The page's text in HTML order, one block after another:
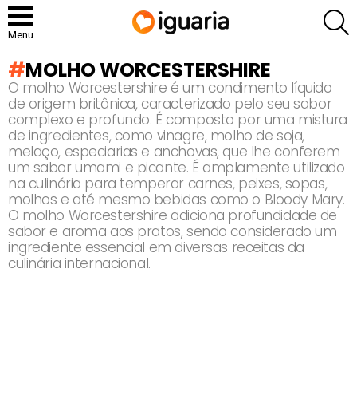
Menu
MOLHO WORCESTERSHIRE
O molho Worcestershire é um condimento líquido
de origem britânica, caracterizado pelo seu sabor
complexo e profundo. É composto por uma mistura
de ingredientes, como vinagre, molho de soja,
melaço, especiarias e anchovas, que lhe conferem
um sabor umami e picante. É amplamente utilizado
na culinária para temperar carnes, peixes, sopas,
molhos e até mesmo bebidas como o Bloody Mary.
O molho Worcestershire adiciona profundidade de
sabor e aroma aos pratos, sendo considerado um
ingrediente essencial em diversas receitas da
culinária internacional.